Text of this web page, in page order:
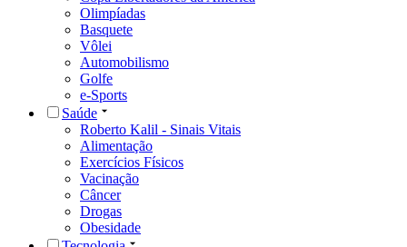
Olimpíadas
Basquete
Vôlei
Automobilismo
Golfe
e-Sports
Saúde
Roberto Kalil - Sinais Vitais
Alimentação
Exercícios Físicos
Vacinação
Câncer
Drogas
Obesidade